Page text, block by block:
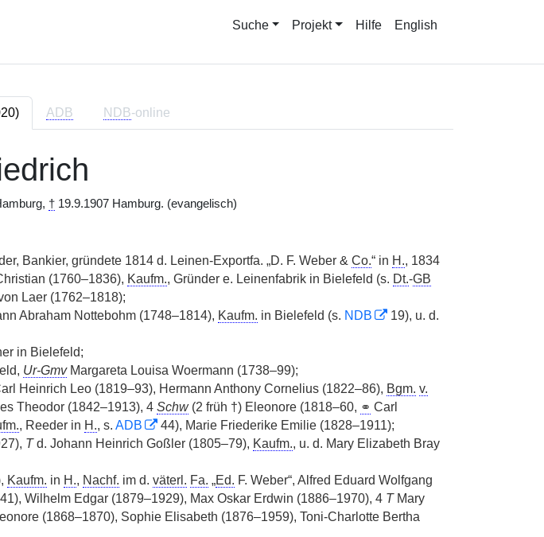
Suche Projekt Hilfe English
ADB NDB-online
†19.9.1907 Hamburg. (evangelisch)
Bankier, gründete 1814 d. Leinen-Exportfa. „D. F. Weber & Co.“ in H., 1834
(1760–1836), Kaufm., Gründer e. Leinenfabrik in Bielefeld (s. Dt.-GB
Laer (1762–1818);
Abraham Nottebohm (1748–1814), Kaufm. in Bielefeld (s. NDB
19), u. d.
in Bielefeld;
Ur-GmvMargareta Louisa Woermann (1738–99);
Heinrich Leo (1819–93), Hermann Anthony Cornelius (1822–86), Bgm. v.
Theodor (1842–1913), 4 Schw(2 früh †) Eleonore (1818–60, ⚭ Carl
, Reeder in H., s. ADB
44), Marie Friederike Emilie (1828–1911);
Td. Johann Heinrich Goßler (1805–79), Kaufm., u. d. Mary Elizabeth Bray
Kaufm. in H., Nachf. im d. väterl. Fa. „Ed. F. Weber“, Alfred Eduard Wolfgang
Wilhelm Edgar (1879–1929), Max Oskar Erdwin (1886–1970), 4 TMary
(1868–1870), Sophie Elisabeth (1876–1959), Toni-Charlotte Bertha